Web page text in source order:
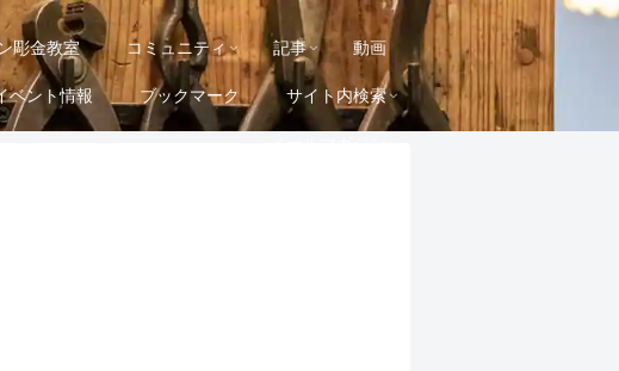
彫金教室 コミュニティ 記事 動画
ベント情報 ブックマーク サイト内検索